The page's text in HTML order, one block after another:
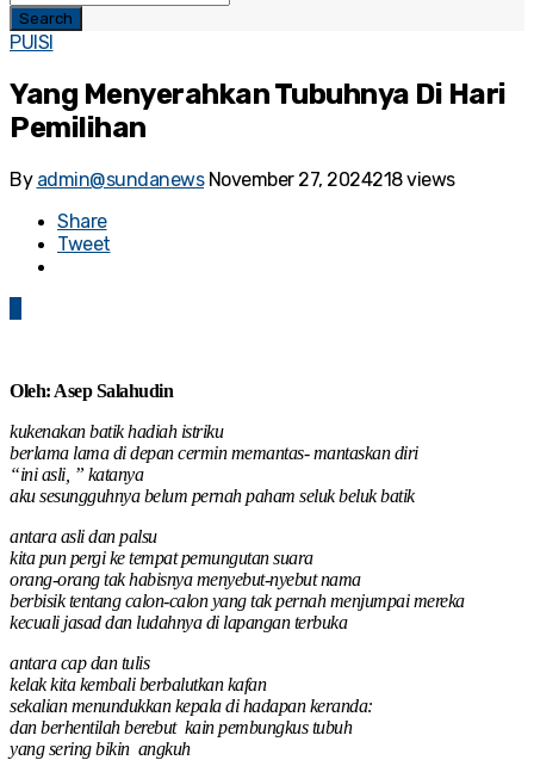
Search
PUISI
Yang Menyerahkan Tubuhnya Di Hari
Pemilihan
By admin@sundanews November 27, 2024218 views
Share
Tweet
Oleh: Asep Salahudin
kukenakan batik hadiah istriku
berlama lama di depan cermin memantas- mantaskan diri
“ini asli, ” katanya
aku sesungguhnya belum pernah paham seluk beluk batik
antara asli dan palsu
kita pun pergi ke tempat pemungutan suara
orang-orang tak habisnya menyebut-nyebut nama
berbisik tentang calon-calon yang tak pernah menjumpai mereka
kecuali jasad dan ludahnya di lapangan terbuka
antara cap dan tulis
kelak kita kembali berbalutkan kafan
sekalian menundukkan kepala di hadapan keranda:
dan berhentilah berebut kain pembungkus tubuh
yang sering bikin angkuh